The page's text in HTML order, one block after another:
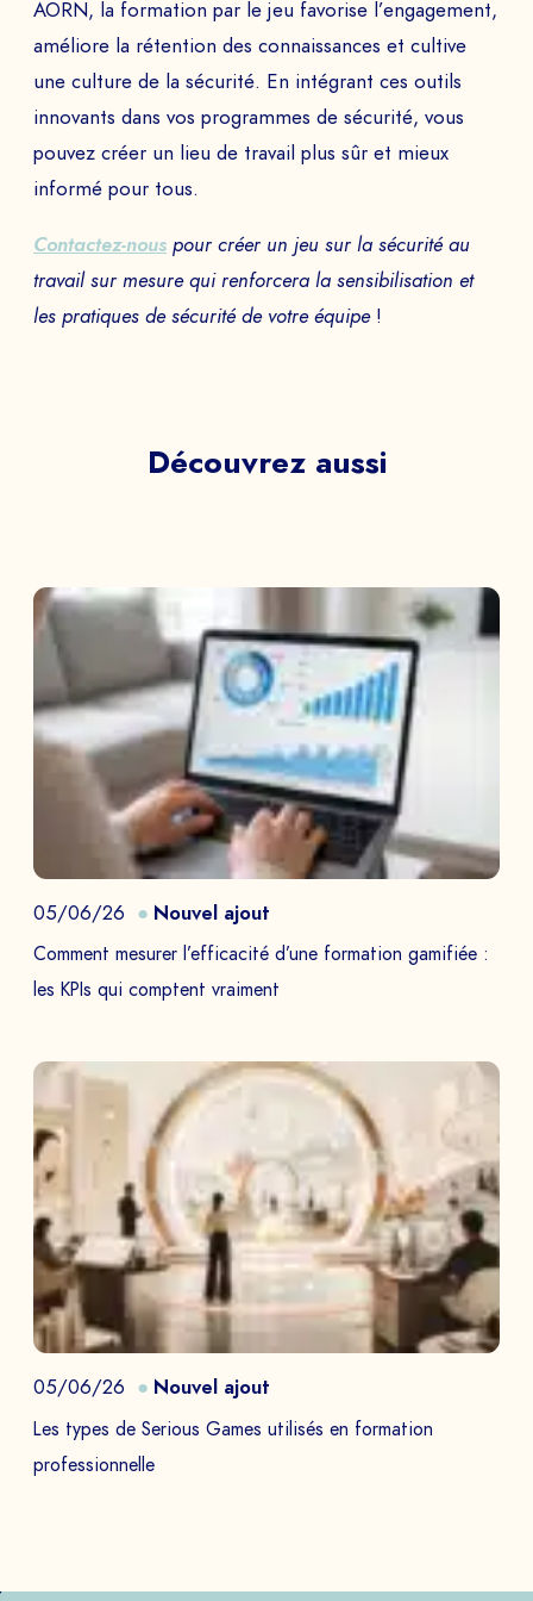
AORN, la formation par le jeu favorise l’engagement,
améliore la rétention des connaissances et cultive
une culture de la sécurité. En intégrant ces outils
innovants dans vos programmes de sécurité, vous
pouvez créer un lieu de travail plus sûr et mieux
informé pour tous.
Contactez-nous pour créer un jeu sur la sécurité au
travail sur mesure qui renforcera la sensibilisation et
les pratiques de sécurité de votre équipe!
Découvrez aussi
05/06/26 Nouvel ajout
Comment mesurer l’efficacité d’une formation gamifiée :
les KPIs qui comptent vraiment
05/06/26 Nouvel ajout
Les types de Serious Games utilisés en formation
professionnelle